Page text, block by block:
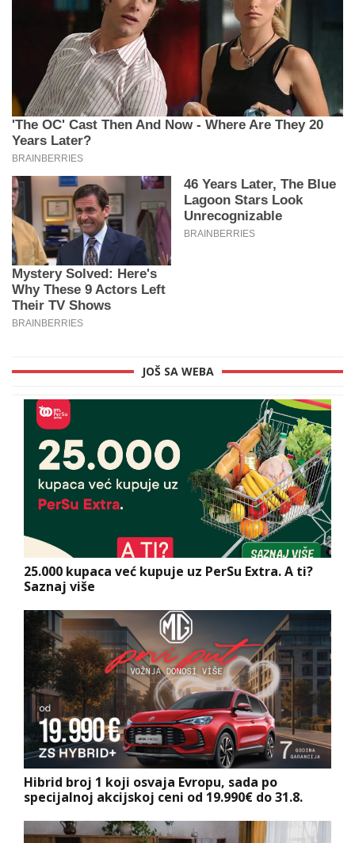
JOŠ SA WEBA
25.000 kupaca već kupuje uz PerSu Extra. A ti?
Saznaj više
Hibrid broj 1 koji osvaja Evropu, sada po
specijalnoj akcijskoj ceni od 19.990€ do 31.8.